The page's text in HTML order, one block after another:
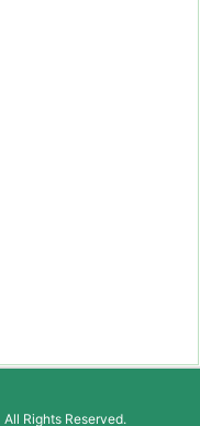
All Rights Reserved.